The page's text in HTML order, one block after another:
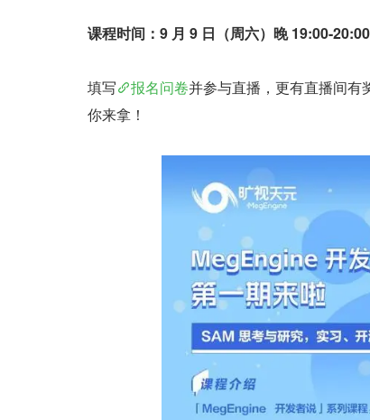
课程时间：9 月 9 日（周六）晚 19:00-20:00
填写 报名问卷并参与直播，更有直播间有
你来拿！